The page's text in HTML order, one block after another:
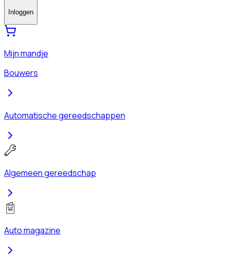
Inloggen
Mijn mandje
Bouwers
Automatische gereedschappen
Algemeen gereedschap
Auto magazine